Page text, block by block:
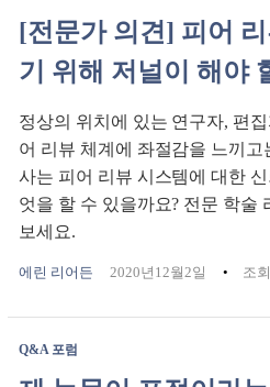
[전문가 의견] 피어
기 위해 저널이 해야
정상의 위치에 있는 연구자, 편
어 리뷰 체계에 좌절감을 느끼
사는 피어 리뷰 시스템에 대한
엇을 할 수 있을까요? 전문 학술
보세요.
에린 리어든 2020년12월2일 조
Q&A 포럼